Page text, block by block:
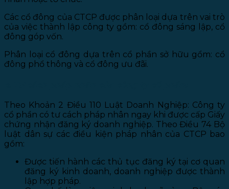
Các cổ đông của CTCP được phân loại dựa trên vai trò
của việc thành lập công ty gồm: cổ đông sáng lập, cổ
đông góp vốn.
Phân loại cổ đông dựa trên cổ phần sở hữu gổm: cổ
đông phổ thông và cổ đông ưu đãi.
Theo Khoản 2 Điều 110 Luật Doanh Nghiệp: Công ty
cổ phần có tư cách pháp nhân ngay khi được cấp Giấy
chứng nhận đăng ký doanh nghiệp. Theo Điều 74 Bộ
luật dân sự các điều kiện pháp nhân của CTCP bao
gồm:
Được tiến hành các thủ tục đăng ký tại cơ quan
đăng ký kinh doanh, doanh nghiệp được thành
lập hợp pháp.